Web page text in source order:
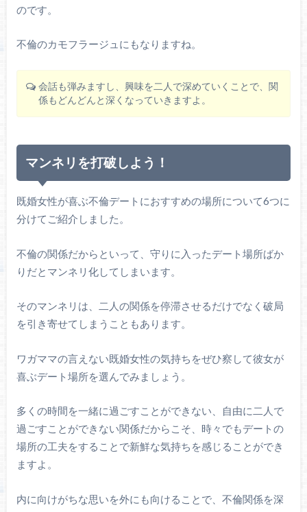
のです。
不倫のカモフラージュにもなりますね。
会話も弾みますし、興味を二人で深めていくことで、関
係もどんどんと深くなっていきますよ。
マンネリを打破しよう！
既婚女性が喜ぶ不倫デートにおすすめの場所について6つに
分けてご紹介しました。
不倫の関係だからといって、守りに入ったデート場所ばか
りだとマンネリ化してしまいます。
そのマンネリは、二人の関係を停滞させるだけでなく破局
を引き寄せてしまうこともあります。
ワガママの言えない既婚女性の気持ちをぜひ察して彼女が
喜ぶデート場所を選んでみましょう。
多くの時間を一緒に過ごすことができない、自由に二人で
過ごすことができない関係だからこそ、時々でもデートの
場所の工夫をすることで新鮮な気持ちを感じることができ
ますよ。
内に向けがちな思いを外にも向けることで、不倫関係を深